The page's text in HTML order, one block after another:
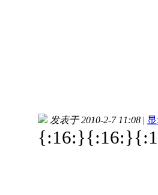
发表于 2010-2-7 11:08 |